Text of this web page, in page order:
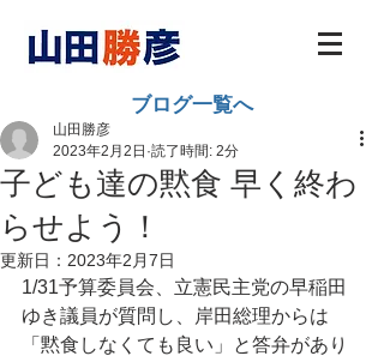
ブログ一覧へ
子ども達の黙食 早く終わ
らせよう！
山田勝彦
2023年2月2日 読了時間: 2分
更新日： 2023年2月7日
1/31予算委員会、立憲民主党の早稲田
ゆき議員が質問し、岸田総理からは
「黙食しなくても良い」と答弁があり